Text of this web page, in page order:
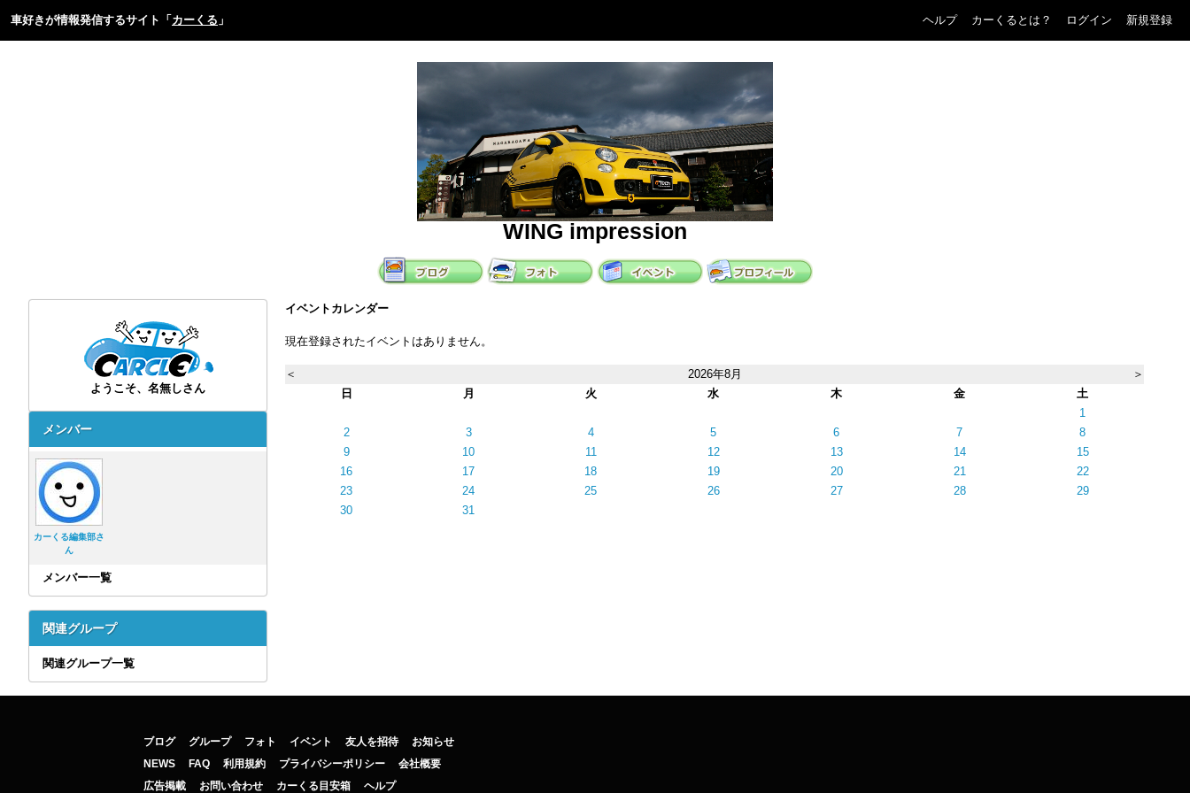
車好きが情報発信するサイト「 カーくる 」 ヘルプ カーくるとは？ ログイン 新規登録
WING impression
ようこそ、名無しさん
メンバー
カーくる編集部さ
ん
メンバー一覧
関連グループ
関連グループ一覧
イベントカレンダー
現在登録されたイベントはありません。
＜ 2026年8月
＞
日
月 火 水 木 金
土
1
2
3 4 5 6 7
8
9
10 11 12 13 14
15
16
17 18 19 20 21
22
23
24 25 26 27 28
29
30
31
ブログ グループ フォト イベント 友人を招待
お知らせ
NEWS
FAQ 利用規約 プライバシーポリシー
会社概要
広告掲載
お問い合わせ カーくる目安箱 ヘルプ